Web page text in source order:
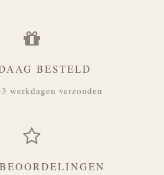
BESTELD
werkdagen verzonden